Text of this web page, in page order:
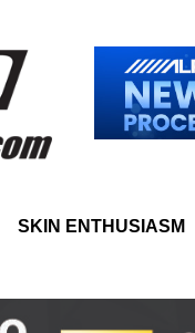
SKIN ENTHUSIASM